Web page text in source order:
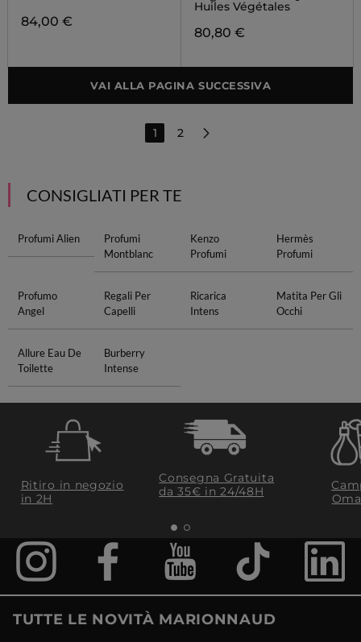
84,00 €
Huiles Végétales
80,80 €
VAI ALLA PAGINA SUCCESSIVA
1 2
CONSIGLIATI PER TE
Profumi Alien
Profumi
Montblanc
Kenzo
Profumi
Hermès
Profumi
Profumo
Angel
Regali Per
Capelli
Ricarica
Intens
Matita Per Gli
Occhi
Allure Eau De
Toilette
Burberry
Intense
Ritiro in negozio
in 2H
Consegna Gratuita
da 35€​ in 24/48H
TUTTE LE NOVITÀ MARIONNAUD